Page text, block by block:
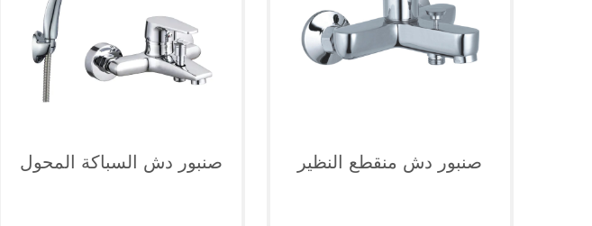
صنبور دش منقطع النظير صنبور دش السباكة المحول